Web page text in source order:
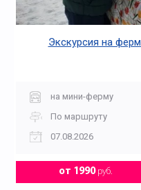
Экскурсия на
на мини-ферму
По маршруту
07.08.2026
от 1990руб.